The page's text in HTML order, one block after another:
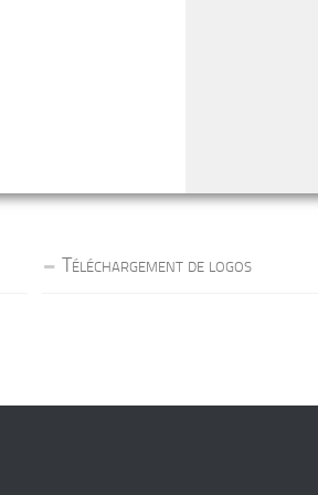
Téléchargement de logos